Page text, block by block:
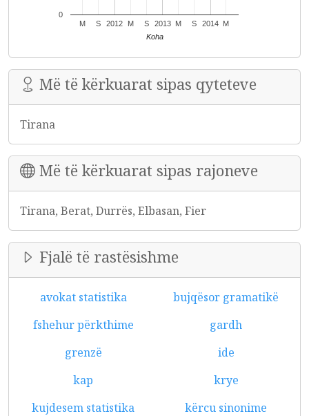
2012 2013 2014
M S M S M S M
0
Koha
Më të kërkuarat sipas qyteteve
Tirana
Më të kërkuarat sipas rajoneve
Tirana, Berat, Durrës, Elbasan, Fier
Fjalë të rastësishme
avokat statistika
bujqësor gramatikë
fshehur përkthime
gardh
grenzë
ide
kap
krye
kujdesem statistika
kërcu sinonime